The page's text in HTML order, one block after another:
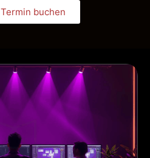
Termin buchen